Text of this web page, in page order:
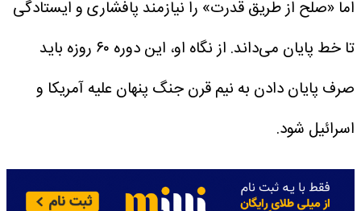
اما «صلح از طریق قدرت» را نیازمند پافشاری و ایستادگی
تا خط پایان می‌داند. از نگاه او، این دوره ۶۰ روزه باید
صرف پایان دادن به نیم قرن جنگ پنهان علیه آمریکا و
اسرائیل شود.